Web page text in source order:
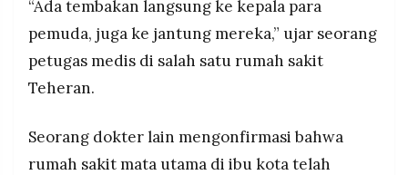
“Ada tembakan langsung ke kepala para
pemuda, juga ke jantung mereka,” ujar seorang
petugas medis di salah satu rumah sakit
Teheran.
Seorang dokter lain mengonfirmasi bahwa
rumah sakit mata utama di ibu kota telah